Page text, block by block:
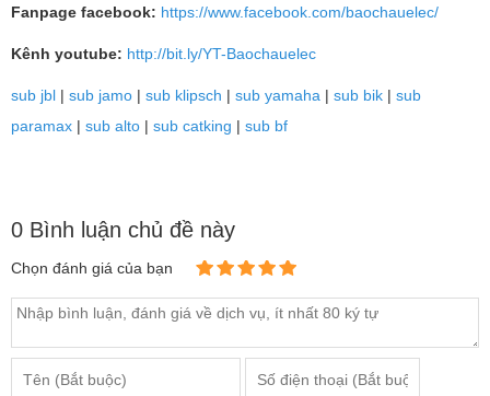
Fanpage facebook: https://www.facebook.com/baochauelec/
Kênh youtube: http://bit.ly/YT-Baochauelec
sub jbl | sub jamo | sub klipsch | sub yamaha | sub bik | sub
paramax | sub alto | sub catking | sub bf
0 Bình luận chủ đề này
Chọn đánh giá của bạn